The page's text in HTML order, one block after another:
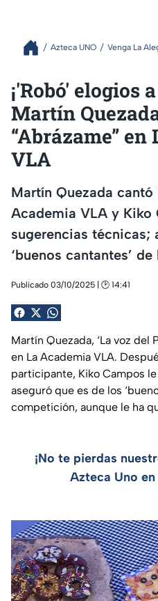
Azteca UNO Venga La
¡'Robó' elogios
Martín
“Abrázame”
VLA
Martín Quezada cantó
Academia VLA y Kiko
sugerencias técnicas;
‘buenos cantantes’
Publicado 03/10/2025 | 🕑 14:41
Martín Quezada, ‘La voz del
en La Academia VLA.
participante, Kiko Campos
aseguró que es de los
competición, aunque le ha
¡No te pierdas
Azteca Uno